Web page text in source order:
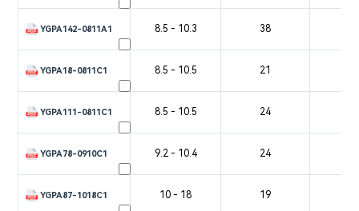
YGPA142-0811A1 8.5 - 10.3 38
YGPA18-0811C1 8.5 - 10.5 21
YGPA111-0811C1 8.5 - 10.5 24
YGPA78-0910C1 9.2 - 10.4 24
YGPA87-1018C1 10 - 18 19